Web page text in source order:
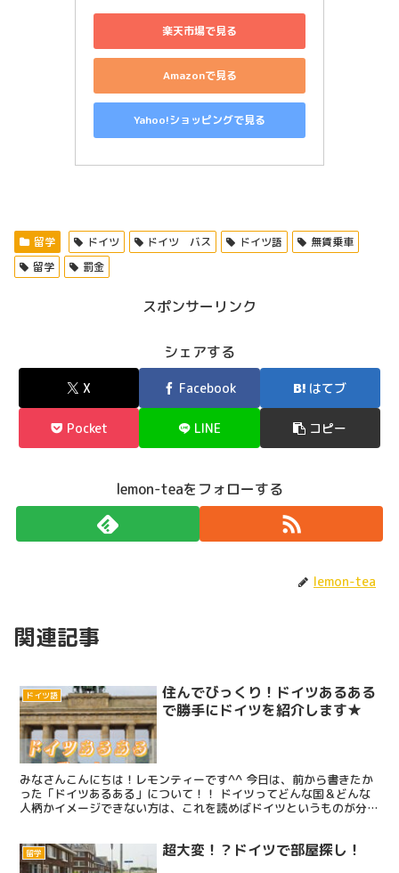
楽天市場で見る
Amazonで見る
Yahoo!ショッピングで見る
留学 ドイツ ドイツ バス ドイツ語
無賃乗車
留学
罰金
スポンサーリンク
シェアする
X Facebook はてブ
Pocket LINE コピー
lemon-teaをフォローする
lemon-tea
関連記事
ドイツ語
住んでびっくり！ドイツあるある
で勝手にドイツを紹介します★
みなさんこんにちは！レモンティーです^^ 今日は、前から書きたか
った「ドイツあるある」について！！ ドイツってどんな国＆どんな
人柄かイメージできない方は、これを読めばドイツというものが分か
留学 超大変！？ドイツで部屋探し！